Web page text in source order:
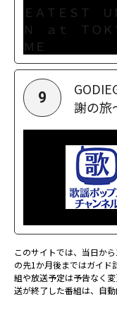
9
謝の旅
このサイトでは、当日か
の先1か月後まではガイド
組や放送予定は予告なく
送が終了した番組は、自動